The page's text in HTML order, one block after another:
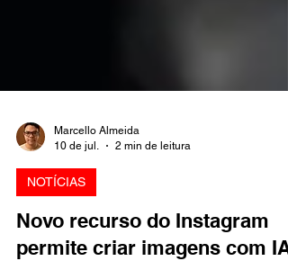
10 de jul.
NOTÍCIAS
Novo recurso do Instagram